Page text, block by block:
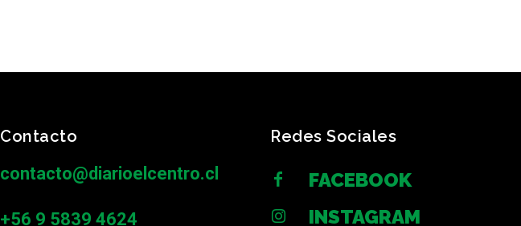
Contacto
contacto@diarioelcentro.cl
+56 9 5839 4624
Redes Sociales
FACEBOOK
INSTAGRAM